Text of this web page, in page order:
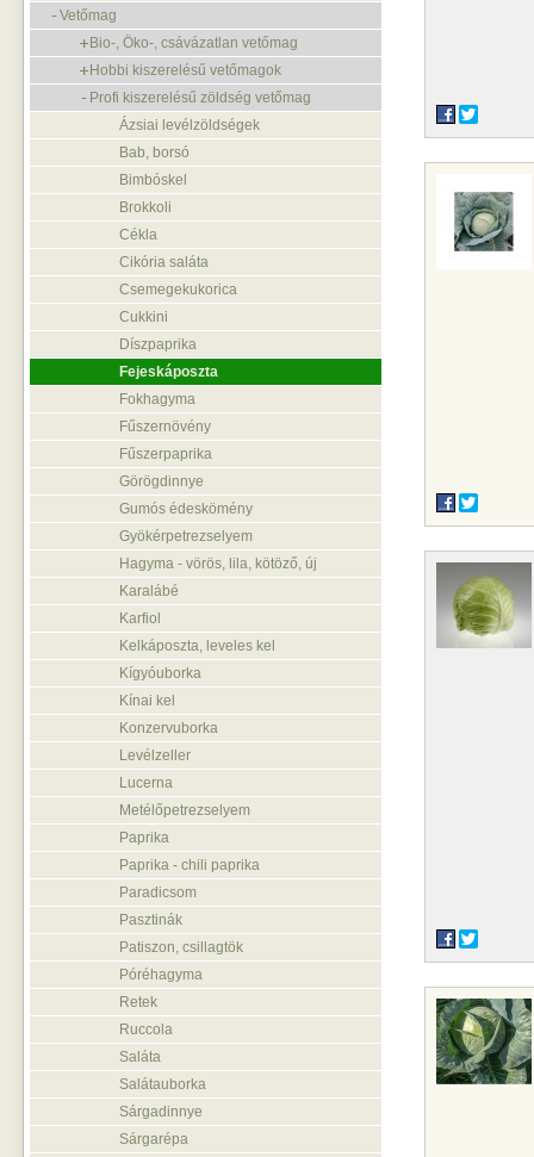
Vetőmag
Bio-, Öko-, csávázatlan vetőmag
Hobbi kiszerelésű vetőmagok
Profi kiszerelésű zöldség vetőmag
Ázsiai levélzöldségek
Bab, borsó
Bimbóskel
Brokkoli
Cékla
Cikória saláta
Csemegekukorica
Cukkini
Díszpaprika
Fejeskáposzta
Fokhagyma
Fűszernövény
Fűszerpaprika
Görögdinnye
Gumós édeskömény
Gyökérpetrezselyem
Hagyma - vörös, lila, kötöző, új
Karalábé
Karfiol
Kelkáposzta, leveles kel
Kígyóuborka
Kínai kel
Konzervuborka
Levélzeller
Lucerna
Metélőpetrezselyem
Paprika
Paprika - chili paprika
Paradicsom
Pasztinák
Patiszon, csillagtök
Póréhagyma
Retek
Ruccola
Saláta
Salátauborka
Sárgadinnye
Sárgarépa